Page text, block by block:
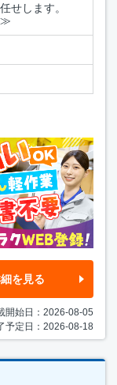
任せします。
≫
を見る
開始日：2026-08-05
予定日：2026-08-18